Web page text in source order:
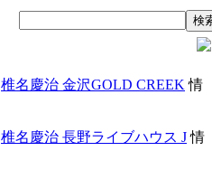
椎名慶治 金沢GOLD CREEK 情
椎名慶治 長野ライブハウス J情